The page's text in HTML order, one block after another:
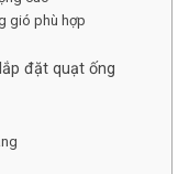
gió phù hợp
đặt quạt ống